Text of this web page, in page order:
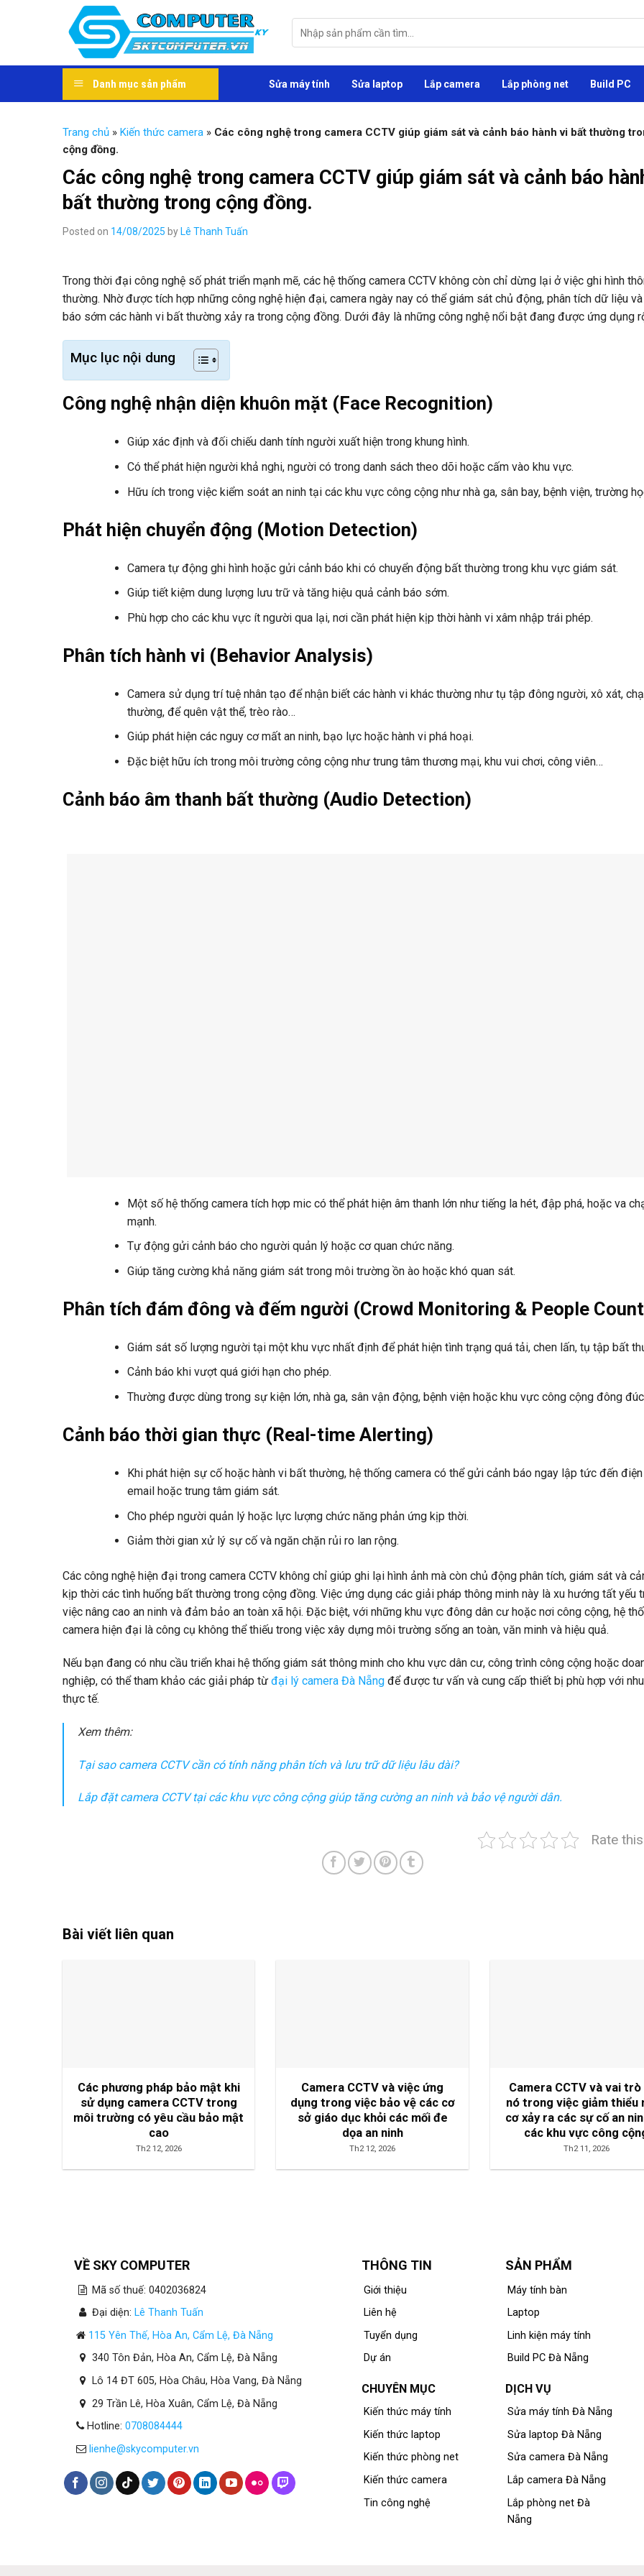
kiếm:
Danh mục sản phẩm Sửa máy tính Sửa laptop Lắp camera Lắp phòng net Build PC
Trang chủ » Kiến thức camera » Các công nghệ trong camera CCTV giúp giám sát và cảnh báo hành vi bất thường
cộng đồng.
Các công nghệ trong camera CCTV giúp giám sát và cảnh báo
bất thường trong cộng đồng.
Posted on 14/08/2025 byLê Thanh Tuấn
Trong thời đại công nghệ số phát triển mạnh mẽ, các hệ thống camera CCTV không còn chỉ dừng lại ở việc ghi hình
thường. Nhờ được tích hợp những công nghệ hiện đại, camera ngày nay có thể giám sát chủ động, phân tích dữ liệu
báo sớm các hành vi bất thường xảy ra trong cộng đồng. Dưới đây là những công nghệ nổi bật đang được ứng dụng
Mục lục nội dung
Công nghệ nhận diện khuôn mặt (Face Recognition)
Giúp xác định và đối chiếu danh tính người xuất hiện trong khung hình.
Có thể phát hiện người khả nghi, người có trong danh sách theo dõi hoặc cấm vào khu vực.
Hữu ích trong việc kiểm soát an ninh tại các khu vực công cộng như nhà ga, sân bay, bệnh viện, trường
Phát hiện chuyển động (Motion Detection)
Camera tự động ghi hình hoặc gửi cảnh báo khi có chuyển động bất thường trong khu vực giám sát.
Giúp tiết kiệm dung lượng lưu trữ và tăng hiệu quả cảnh báo sớm.
Phù hợp cho các khu vực ít người qua lại, nơi cần phát hiện kịp thời hành vi xâm nhập trái phép.
Phân tích hành vi (Behavior Analysis)
Camera sử dụng trí tuệ nhân tạo để nhận biết các hành vi khác thường như tụ tập đông người, xô xát,
thường, để quên vật thể, trèo rào…
Giúp phát hiện các nguy cơ mất an ninh, bạo lực hoặc hành vi phá hoại.
Đặc biệt hữu ích trong môi trường công cộng như trung tâm thương mại, khu vui chơi, công viên…
Cảnh báo âm thanh bất thường (Audio Detection)
Một số hệ thống camera tích hợp mic có thể phát hiện âm thanh lớn như tiếng la hét, đập phá, hoặc va
mạnh.
Tự động gửi cảnh báo cho người quản lý hoặc cơ quan chức năng.
Giúp tăng cường khả năng giám sát trong môi trường ồn ào hoặc khó quan sát.
Phân tích đám đông và đếm người (Crowd Monitoring & People
Giám sát số lượng người tại một khu vực nhất định để phát hiện tình trạng quá tải, chen lấn, tụ tập bất
Cảnh báo khi vượt quá giới hạn cho phép.
Thường được dùng trong sự kiện lớn, nhà ga, sân vận động, bệnh viện hoặc khu vực công cộng đông
Cảnh báo thời gian thực (Real-time Alerting)
Khi phát hiện sự cố hoặc hành vi bất thường, hệ thống camera có thể gửi cảnh báo ngay lập tức đến
email hoặc trung tâm giám sát.
Cho phép người quản lý hoặc lực lượng chức năng phản ứng kịp thời.
Giảm thời gian xử lý sự cố và ngăn chặn rủi ro lan rộng.
Các công nghệ hiện đại trong camera CCTV không chỉ giúp ghi lại hình ảnh mà còn chủ động phân tích, giám sát và
kịp thời các tình huống bất thường trong cộng đồng. Việc ứng dụng các giải pháp thông minh này là xu hướng tất yếu
việc nâng cao an ninh và đảm bảo an toàn xã hội. Đặc biệt, với những khu vực đông dân cư hoặc nơi công cộng, hệ
camera hiện đại là công cụ không thể thiếu trong việc xây dựng môi trường sống an toàn, văn minh và hiệu quả.
Nếu bạn đang có nhu cầu triển khai hệ thống giám sát thông minh cho khu vực dân cư, công trình công cộng hoặc
nghiệp, có thể tham khảo các giải pháp từ đại lý camera Đà Nẵng để được tư vấn và cung cấp thiết bị phù hợp với
thực tế.
Xem thêm:
Tại sao camera CCTV cần có tính năng phân tích và lưu trữ dữ liệu lâu dài?
Lắp đặt camera CCTV tại các khu vực công cộng giúp tăng cường an ninh và bảo vệ người dân.
Rate
Bài viết liên quan
Các phương pháp bảo mật khi
sử dụng camera CCTV trong
môi trường có yêu cầu bảo mật
cao
Th2 12, 2026
Camera CCTV và việc ứng
dụng trong việc bảo vệ các cơ
sở giáo dục khỏi các mối đe
dọa an ninh
Th2 12, 2026
Camera CCTV và vai trò
nó trong việc giảm thiểu
cơ xảy ra các sự cố an
các khu vực công
Th2 11, 2026
VỀ SKY COMPUTER
Mã số thuế: 0402036824
Đại diện: Lê Thanh Tuấn
115 Yên Thế, Hòa An, Cẩm Lệ, Đà Nẵng
340 Tôn Đản, Hòa An, Cẩm Lệ, Đà Nẵng
Lô 14 ĐT 605, Hòa Châu, Hòa Vang, Đà Nẵng
29 Trần Lê, Hòa Xuân, Cẩm Lệ, Đà Nẵng
Hotline: 0708084444
lienhe@skycomputer.vn
THÔNG TIN
Giới thiệu
Liên hệ
Tuyển dụng
Dự án
CHUYÊN MỤC
Kiến thức máy tính
Kiến thức laptop
Kiến thức phòng net
Kiến thức camera
Tin công nghệ
SẢN PHẨM
Máy tính bàn
Laptop
Linh kiện máy tính
Build PC Đà Nẵng
DỊCH VỤ
Sửa máy tính Đà Nẵng
Sửa laptop Đà Nẵng
Sửa camera Đà Nẵng
Lắp camera Đà Nẵng
Lắp phòng net Đà
Nẵng